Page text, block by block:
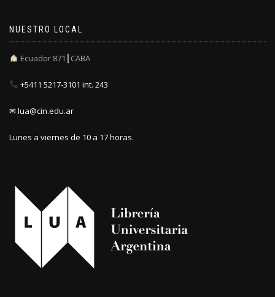
NUESTRO LOCAL
Ecuador 871┃CABA
+5411 5217-3101 int. 243
✉ lua@cin.edu.ar
Lunes a viernes de 10 a 17 horas.